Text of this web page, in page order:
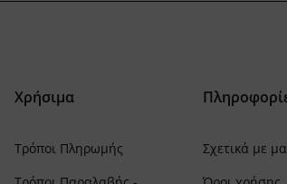
Χρήσιμα
Τρόποι Πληρωμής
Σχετικά με